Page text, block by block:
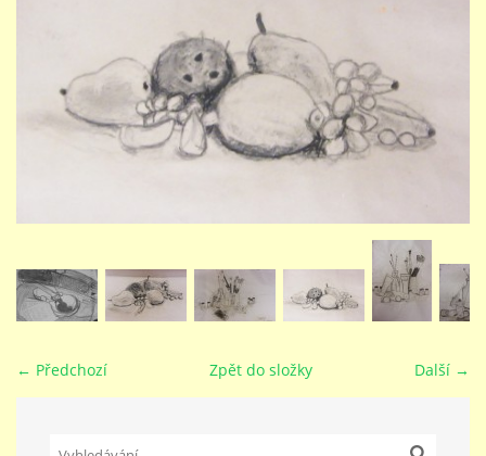
TALENTOVÉ ZKOUŠKY
GALERIE
VIDEA - FILMOVÁ TVORBA
PEDAGOGICKÝ SBOR
← Předchozí Další →
Zpět do složky